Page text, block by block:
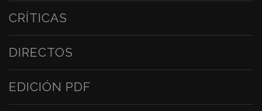
CRÍTICAS
DIRECTOS
EDICIÓN PDF